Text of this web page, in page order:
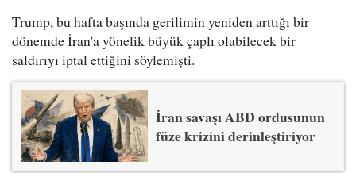
Trump, bu hafta başında gerilimin yeniden arttığı bir
dönemde İran'a yönelik büyük çaplı olabilecek bir
saldırıyı iptal ettiğini söylemişti.
İran savaşı ABD ordusunun
füze krizini derinleştiriyor